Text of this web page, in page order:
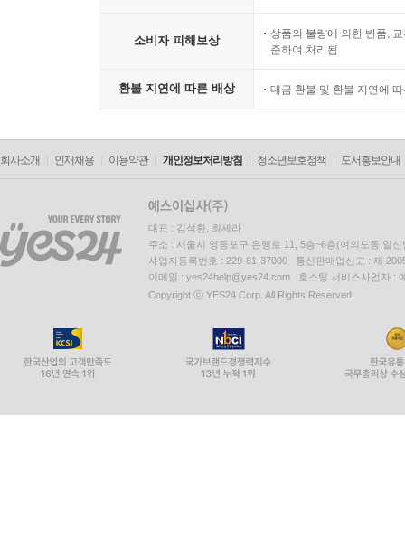
소비자 피해보상
상품의 불량에 의한 반품,
준하여 처리됨
환불 지연에 따른 배상 대금 환불 및 환불 지연에
회사소개 인재채용 이용약관 개인정보처리방침 청소년보호정책 도서홍보안내
대표 : 김석환, 최세라
주소 : 서울시 영등포구 은행로 11, 5층~6층(여의도동,일신
사업자등록번호 : 229-81-37000 통신판매업신고 : 제
이메일 : yes24help@yes24.com 호스팅 서비스사업자 :
Copyright ⓒ YES24 Corp. All Rights Reserved.